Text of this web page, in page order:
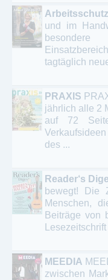
und im
besondere
tagtäglich
PRAXIS
jährlich alle 2
auf 72
des ...
Reader‘s
bewegt! Die
Menschen,
Beiträge von
MEEDIA
zwischen